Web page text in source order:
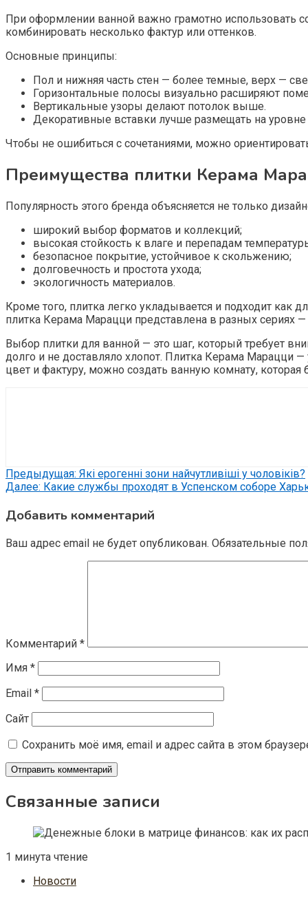
При оформлении ванной важно грамотно использовать
комбинировать несколько фактур или оттенков.
Основные принципы:
Пол и нижняя часть стен — более темные, верх —
Горизонтальные полосы визуально расширяют
Вертикальные узоры делают потолок выше.
Декоративные вставки лучше размещать на уровне
Чтобы не ошибиться с сочетаниями, можно
Преимущества плитки Керама
Популярность этого бренда объясняется не только
широкий выбор форматов и коллекций;
высокая стойкость к влаге и перепадам
безопасное покрытие, устойчивое к скольжению;
долговечность и простота ухода;
экологичность материалов.
Кроме того, плитка легко укладывается и подходит
плитка Керама Марацци представлена в разных
Выбор плитки для ванной — это шаг, который требует
долго и не доставляло хлопот. Плитка Керама Марацци
цвет и фактуру, можно создать ванную комнату,
Навигация
по
записям
Предыдущая: Які ерогенні зони найчутливіші у чоловіків?
Далее: Какие службы проходят в Успенском соборе
Добавить комментарий
Ваш адрес email не будет опубликован. Обязательные
Комментарий *
Имя *
Email *
Сайт
Сохранить моё имя, email и адрес сайта в этом
Связанные записи
1 минута чтение
Новости